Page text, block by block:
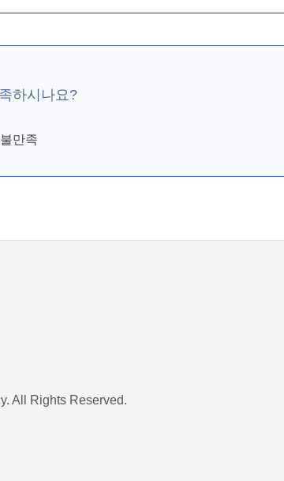
하시나요?
만족
All Rights Reserved.